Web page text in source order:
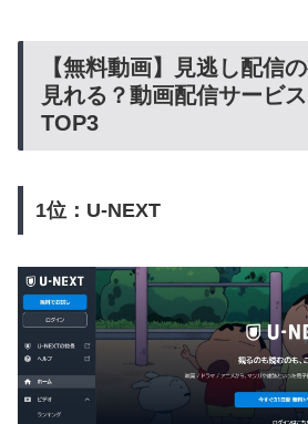
【無料動画】見逃し配信
見れる？動画配信サービ
TOP3
1位：U-NEXT